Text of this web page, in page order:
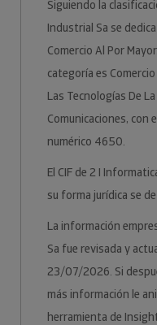
Siguiendo la
Industrial Sa se
Comercio Al Por
categoría es
Las Tecnologías De
Comunicaciones, con
numérico 4650.
El CIF de 2 I
su forma jurídica se
La información
Sa fue revisada y
23/07/2026. Si
más información le
herramienta de